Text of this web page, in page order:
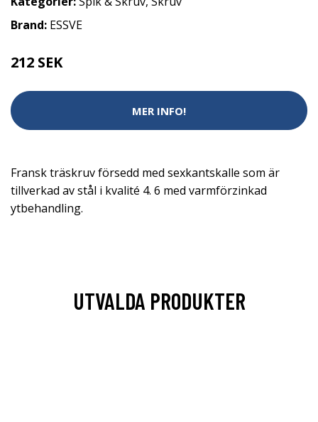
Brand: ESSVE
212 SEK
MER INFO!
Fransk träskruv försedd med sexkantskalle som är
tillverkad av stål i kvalité 4. 6 med varmförzinkad
ytbehandling.
UTVALDA PRODUKTER